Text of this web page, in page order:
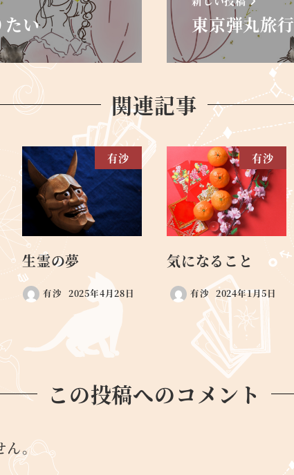
たい 東京弾丸旅行
関連記事
有沙
生霊の夢
有沙 2025年4月28日
有沙
気になること
有沙 2024年1月5日
この投稿へのコメント
ん。